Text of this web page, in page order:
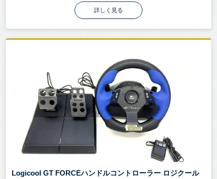
詳しく見る
Logicool GT FORCEハンドルコントローラー ロジクール